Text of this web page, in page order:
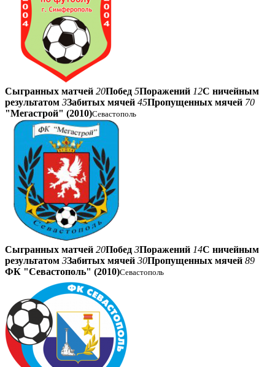
Сыгранных матчей 20Побед 5Поражений 12С ничейным
результатом 3Забитых мячей 45Пропущенных мячей 70
"Мегастрой" (2010)Севастополь
Сыгранных матчей 20Побед 3Поражений 14С ничейным
результатом 3Забитых мячей 30Пропущенных мячей 89
ФК "Севастополь" (2010)Севастополь